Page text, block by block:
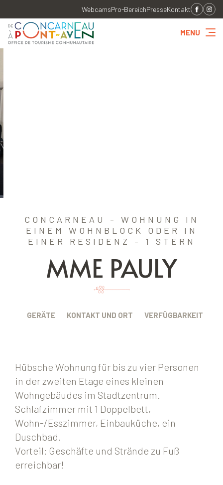
WebcamsPro-BereichPresseKontakt
MENU
CONCARNEAU - WOHNUNG IN
EINEM WOHNBLOCK ODER IN
EINER RESIDENZ - 1 STERN
MME PAULY
GERÄTE KONTAKT UND ORT VERFÜGBARKEIT
Hübsche Wohnung für bis zu vier Personen
in der zweiten Etage eines kleinen
Wohngebäudes im Stadtzentrum.
Schlafzimmer mit 1 Doppelbett,
Wohn-/Esszimmer, Einbauküche, ein
Duschbad.
Vorteil: Geschäfte und Strände zu Fuß
erreichbar!